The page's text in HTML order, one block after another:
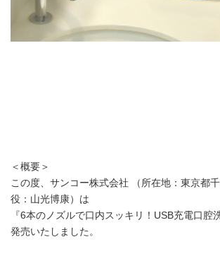
＜概要＞
この度、サンコー株式会社 （所在地：東京都
役：山光博康）は
『6本のノズルで口内スッキリ！USB充電口腔
発売いたしました。